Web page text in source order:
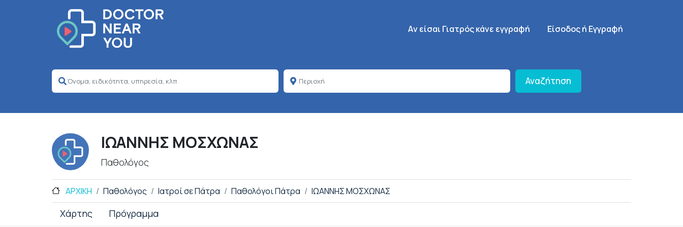
Κεντρική πλοήγηση
Aν είσαι Γιατρός κάνε εγγραφή SignUp Menu
Είσοδος ή Εγγραφή
Αναζήτηση
ΙΩΑΝΝΗΣ ΜΟΣΧΩΝΑΣ
Παθολόγος
ΑΡΧΙΚΗ Παθολόγος Ιατροί σε Πάτρα Παθολόγοι Πάτρα ΙΩΑΝΝΗΣ ΜΟΣΧΩΝΑΣ
Χάρτης Πρόγραμμα